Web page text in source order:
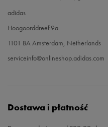
adidas
Hoogoorddreef 9a
1101 BA Amsterdam, Netherlands
serviceinfo@onlineshop.adidas.com
Dostawa i płatność